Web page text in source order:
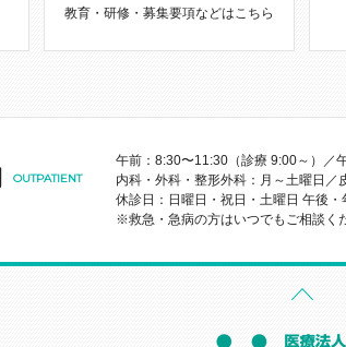
教育・研修・募集要項などはこちら
OUTPATIENT
午前：8:30〜11:30（診療 9:00～）／
内科・外科・整形外科：月～土曜日／
休診日：日曜日・祝日・土曜日 午後
※救急・急病の方はいつでもご相談く